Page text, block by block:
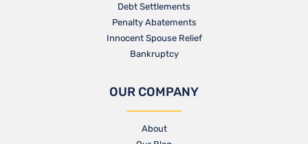
Debt Settlements
Penalty Abatements
Innocent Spouse Relief
Bankruptcy
OUR COMPANY
About